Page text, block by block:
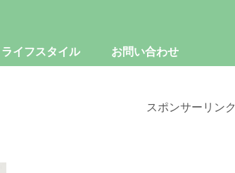
ライフスタイル お問い合わせ
スポンサーリンク